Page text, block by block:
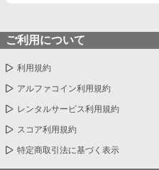
ご利用について
利用規約
アルファコイン利用規約
レンタルサービス利用規約
スコア利用規約
特定商取引法に基づく表示